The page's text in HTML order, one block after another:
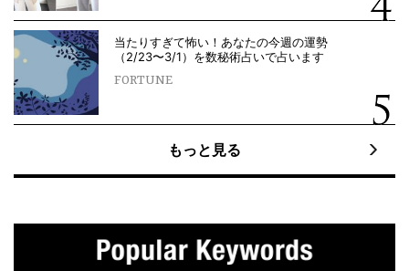
当たりすぎて怖い！あなたの今週の運勢
（2/23〜3/1）を数秘術占いで占います
FORTUNE
もっと見る